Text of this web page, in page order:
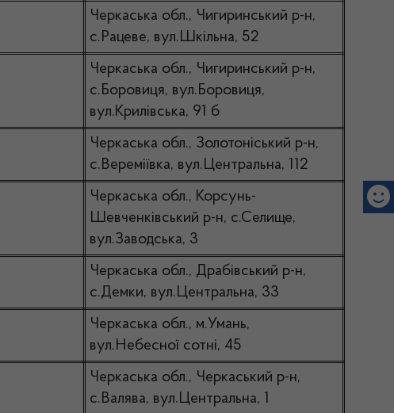
Черкаська обл., Чигиринський р-н,
с.Рацеве, вул.Шкільна, 52
Черкаська обл., Чигиринський р-н,
с.Боровиця, вул.Боровиця,
вул.Крилівська, 91 б
Черкаська обл., Золотоніський р-н,
с.Вереміївка, вул.Центральна, 112
Черкаська обл., Корсунь-
Шевченківський р-н, с.Селище,
вул.Заводська, 3
Черкаська обл., Драбівський р-н,
с.Демки, вул.Центральна, 33
Черкаська обл., м.Умань,
вул.Небесної сотні, 45
Черкаська обл., Черкаський р-н,
с.Валява, вул.Центральна, 1